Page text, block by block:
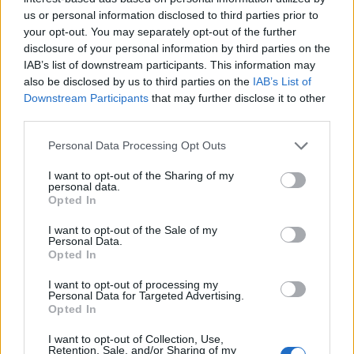
us or personal information disclosed to third parties prior to
your opt-out. You may separately opt-out of the further
disclosure of your personal information by third parties on the
IAB’s list of downstream participants. This information may
also be disclosed by us to third parties on the IAB’s List of
Downstream Participants that may further disclose it to other
Personal Data Processing Opt Outs
I want to opt-out of the Sharing of my
personal data.
Opted In
I want to opt-out of the Sale of my
Personal Data.
Opted In
I want to opt-out of processing my
Personal Data for Targeted Advertising.
Opted In
I want to opt-out of Collection, Use,
Retention, Sale, and/or Sharing of my
07/08/2026 - 17:02 ΟΙΚΟΝΟΜΙΑ
Deloitte Ελλάδος: Χρηματοοικονομικός σύμβουλος
της ΔΕΗ για την είσοδο στην πολωνική αγορά
ενέργειας
07/08/2026 - 16:38 ΕΠΙΧΕΙΡΗΣΕΙΣ
Στρατηγική επένδυση του EFA GROUP στη Fractal
τεχνολογιών
07/08/2026 - 16:11 ΕΠΙΧΕΙΡΗΣΕΙΣ
Συνάλλαγμα: Το ευρώ ενισχύεται 0,08%, στα
07/08/2026 - 15:45 ΟΙΚΟΝΟΜΙΑ
Δείκτης Τιμών, με άνοδο 0,57%
07/08/2026 - 15:21
Νέο κύμα καύσωνα στην Ευρώπη – Θερμοκρασίες